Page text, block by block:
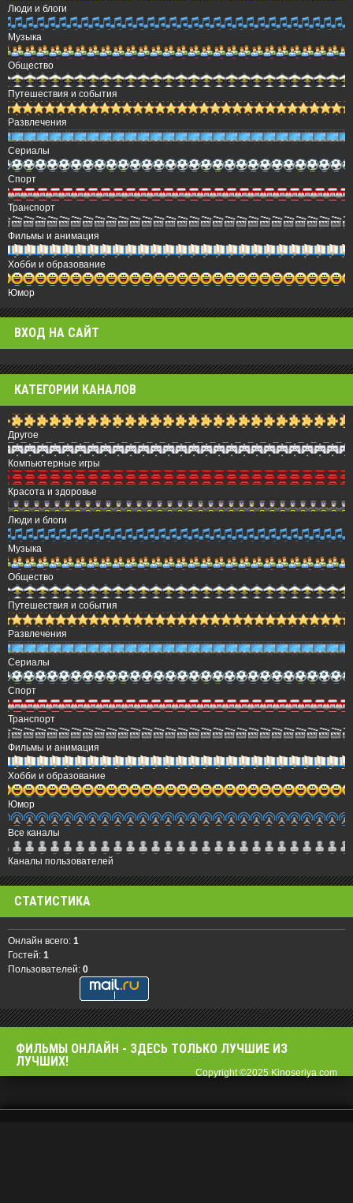
Люди и блоги
Музыка
Общество
Путешествия и события
Развлечения
Сериалы
Спорт
Транспорт
Фильмы и анимация
Хобби и образование
Юмор
ВХОД НА САЙТ
КАТЕГОРИИ КАНАЛОВ
Другое
Компьютерные игры
Красота и здоровье
Люди и блоги
Музыка
Общество
Путешествия и события
Развлечения
Сериалы
Спорт
Транспорт
Фильмы и анимация
Хобби и образование
Юмор
Все каналы
Каналы пользователей
СТАТИСТИКА
Онлайн всего: 1
Гостей: 1
Пользователей: 0
ФИЛЬМЫ OНЛАЙН - ЗДЕСЬ ТОЛЬКО ЛУЧШИЕ ИЗ
ЛУЧШИХ!
Copyright ©2025 Kinoseriya.com